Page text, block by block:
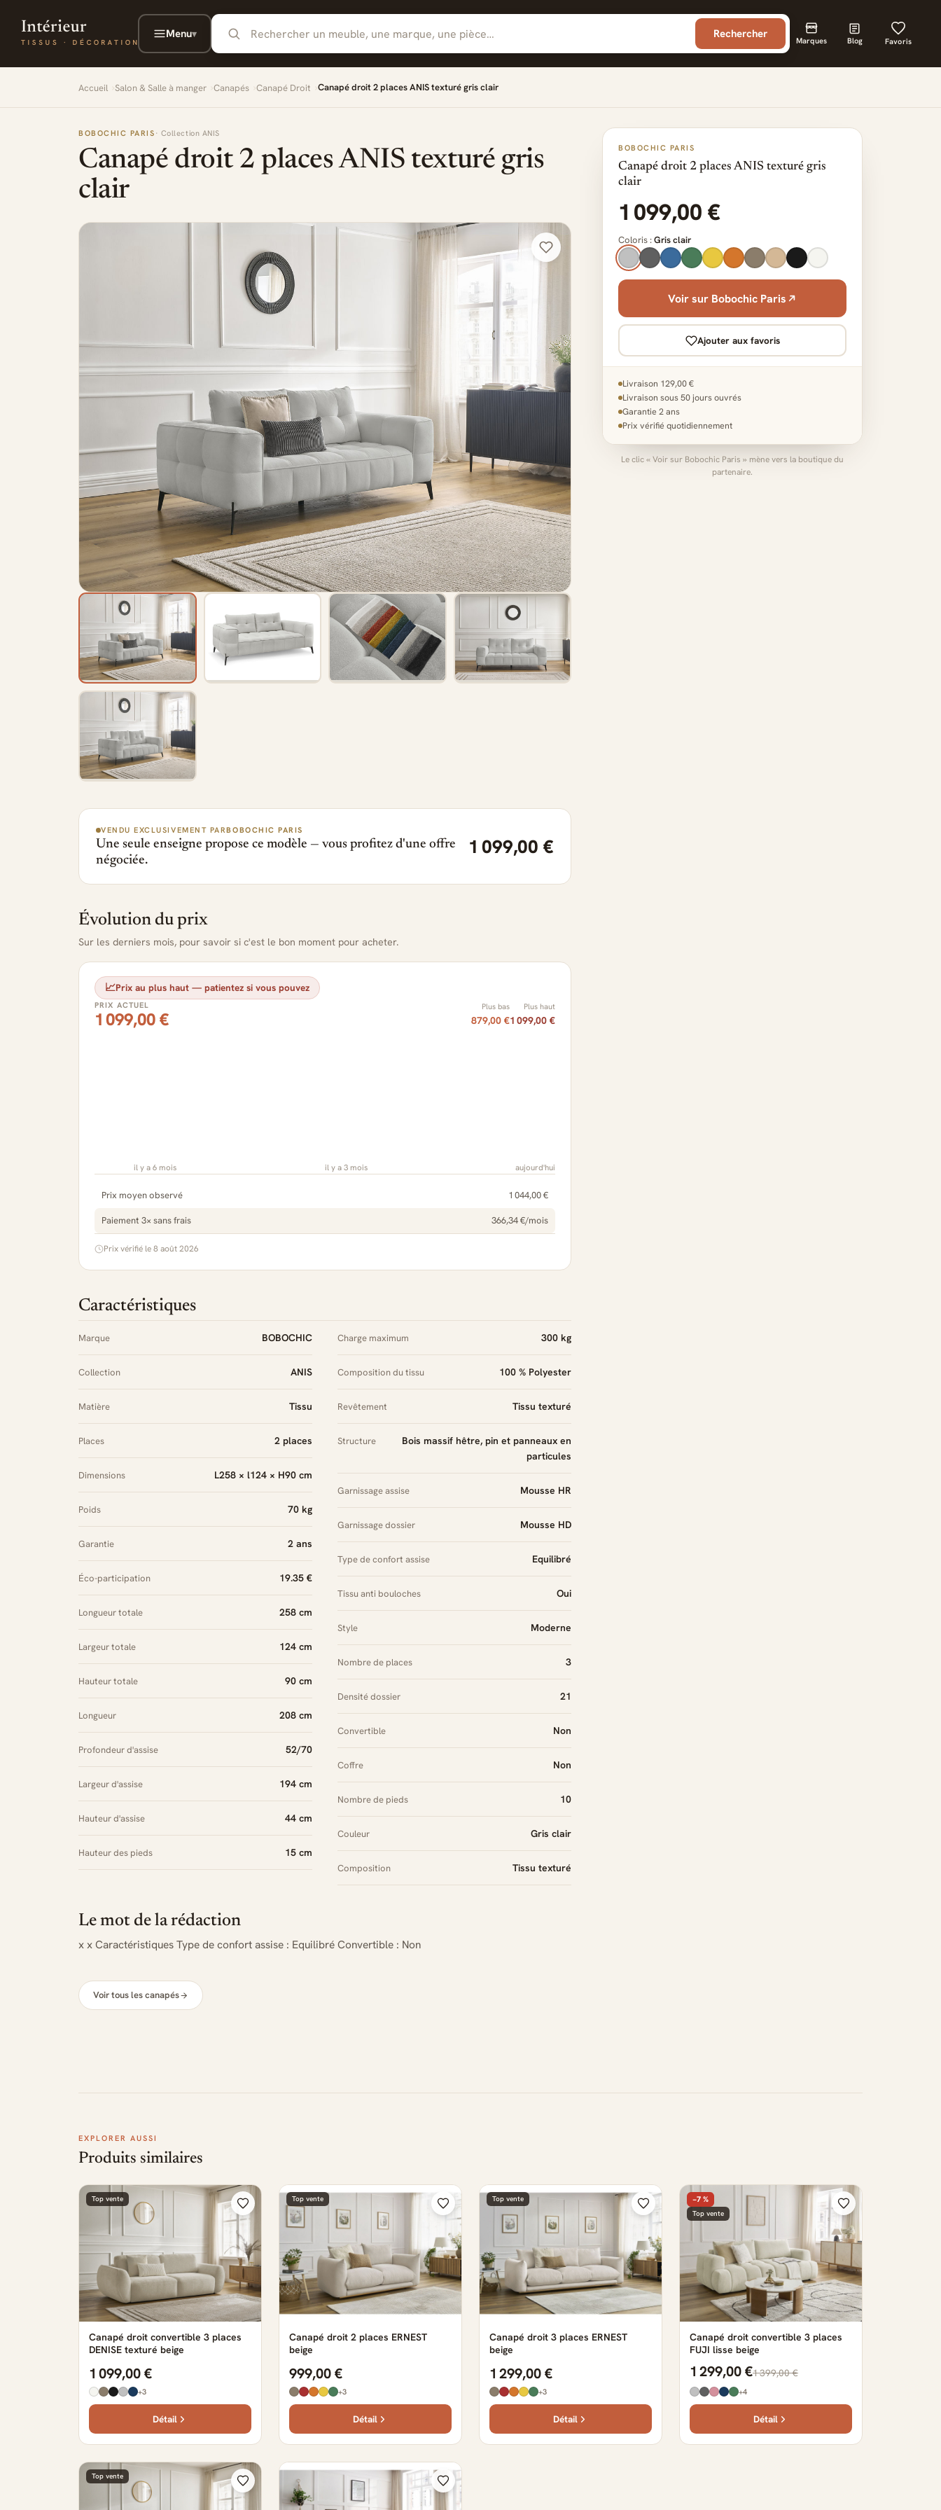
Menu▾ Rechercher Marques Blog Favoris
Accueil Salon & Salle à manger Canapés Canapé Droit Canapé droit 2 places ANIS texturé gris clair
BOBOCHIC PARIS · Collection ANIS
Canapé droit 2 places ANIS texturé gris
clair
VENDU EXCLUSIVEMENT PARBOBOCHIC PARIS
Une seule enseigne propose ce modèle — vous profitez d'une offre
négociée.
1 099,00 €
Évolution du prix
Sur les derniers mois, pour savoir si c'est le bon moment pour acheter.
📈Prix au plus haut — patientez si vous pouvez
PRIX ACTUEL
1 099,00 €
Plus bas
879,00 €
Plus haut
1 099,00 €
il y a 6 mois il y a 3 mois aujourd'hui
Prix moyen observé 1 044,00 €
Paiement 3× sans frais 366,34 €/mois
Prix vérifié le 8 août 2026
Caractéristiques
Marque BOBOCHIC
Collection ANIS
Matière Tissu
Places 2 places
Dimensions L258 × l124 × H90 cm
Poids 70 kg
Garantie 2 ans
Éco-participation 19.35 €
Longueur totale 258 cm
Largeur totale 124 cm
Hauteur totale 90 cm
Longueur 208 cm
Profondeur d'assise 52/70
Largeur d'assise 194 cm
Hauteur d'assise 44 cm
Hauteur des pieds 15 cm
Charge maximum 300 kg
Composition du tissu 100 % Polyester
Revêtement Tissu texturé
Structure
Bois massif hêtre, pin et panneaux en
particules
Garnissage assise Mousse HR
Garnissage dossier Mousse HD
Type de confort assise Equilibré
Tissu anti bouloches Oui
Style Moderne
Nombre de places 3
Densité dossier 21
Convertible Non
Coffre Non
Nombre de pieds 10
Couleur Gris clair
Composition Tissu texturé
Le mot de la rédaction
x x Caractéristiques Type de confort assise : Equilibré Convertible : Non
Voir tous les canapés
BOBOCHIC PARIS
Canapé droit 2 places ANIS texturé gris
clair
1 099,00 €
Coloris :Gris clair
Voir sur Bobochic Paris
Ajouter aux favoris
Livraison 129,00 €
Livraison sous 50 jours ouvrés
Garantie 2 ans
Prix vérifié quotidiennement
Le clic « Voir sur Bobochic Paris » mène vers la boutique du
partenaire.
EXPLORER AUSSI
Produits similaires
Top vente
Canapé droit convertible 3 places
DENISE texturé beige
1 099,00 €
+3
Détail
Top vente
Canapé droit 2 places ERNEST
beige
999,00 €
+3
Détail
Top vente
Canapé droit 3 places ERNEST
beige
1 299,00 €
+3
Détail
−7 %
Top vente
Canapé droit convertible 3 places
FUJI lisse beige
1 299,00 €1 399,00 €
+4
Détail
Top vente